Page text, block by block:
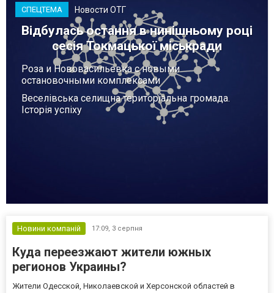
СПЕЦТЕМА Новости ОТГ
Відбулась остання в нинішньому році
сесія Токмацької міськради
Роза и Нововасильевка с новыми
остановочными комплексами
Веселівська селищна територіальна громада.
Історія успіху
Новини компаній 17:09, 3 серпня
Куда переезжают жители южных
регионов Украины?
Жители Одесской, Николаевской и Херсонской областей в